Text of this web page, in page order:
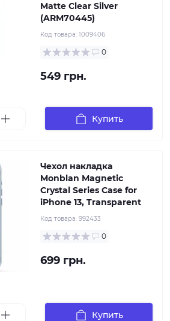
Matte Clear Silver
(ARM70445)
Код товара: 1009406
0
549 грн.
Купить
Чехол накладка
Monblan Magnetic
Crystal Series Case for
iPhone 13, Transparent
Код товара: 992433
0
699 грн.
Купить